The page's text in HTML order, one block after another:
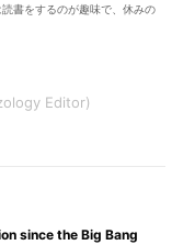
書をするのが趣味で、休みの
Editor
since the Big Bang